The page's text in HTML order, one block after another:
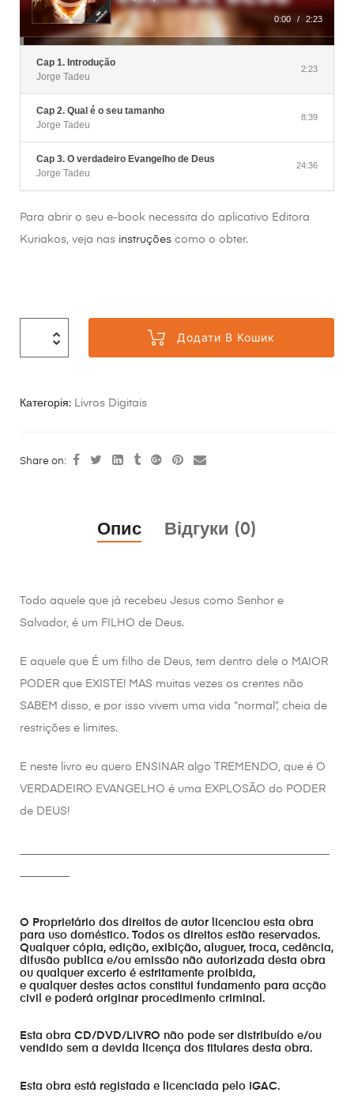
0:00 / 2:23
Cap 1. Introdução
Jorge Tadeu
2:23
Cap 2. Qual é o seu tamanho
Jorge Tadeu
8:39
Cap 3. O verdadeiro Evangelho de Deus
Jorge Tadeu
24:36
Para abrir o seu e-book necessita do aplicativo Editora
Kuriakos, veja nas instruções como o obter.
Додати В Кошик
Категорія: Livros Digitais
Share on:
Опис Відгуки (0)
Todo aquele que já recebeu Jesus como Senhor e
Salvador, é um FILHO de Deus.
E aquele que É um filho de Deus, tem dentro dele o MAIOR
PODER que EXISTE! MAS muitas vezes os crentes não
SABEM disso, e por isso vivem uma vida “normal”, cheia de
restrições e limites.
E neste livro eu quero ENSINAR algo TREMENDO, que é O
VERDADEIRO EVANGELHO é uma EXPLOSÃO do PODER
de DEUS!
O Proprietário dos direitos de autor licenciou esta obra
para uso doméstico. Todos os direitos estão reservados.
Qualquer cópia, edição, exibição, aluguer, troca, cedência,
difusão publica e/ou emissão não autorizada desta obra
ou qualquer excerto é estritamente proibida,
e qualquer destes actos constitui fundamento para acção
civil e poderá originar procedimento criminal.
Esta obra CD/DVD/LIVRO não pode ser distribuído e/ou
vendido sem a devida licença dos titulares desta obra.
Esta obra está registada e licenciada pelo IGAC.